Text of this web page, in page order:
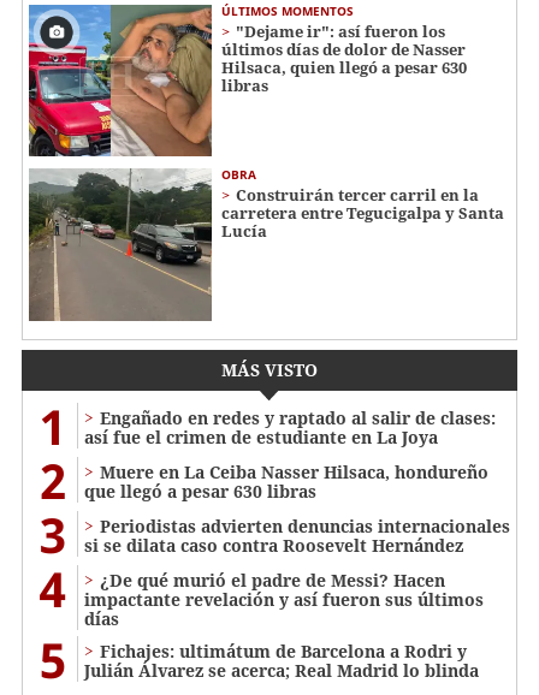
ÚLTIMOS MOMENTOS
"Dejame ir": así fueron los
últimos días de dolor de Nasser
Hilsaca, quien llegó a pesar 630
libras
OBRA
Construirán tercer carril en la
carretera entre Tegucigalpa y Santa
Lucía
MÁS VISTO
1
Engañado en redes y raptado al salir de clases:
así fue el crimen de estudiante en La Joya
2
Muere en La Ceiba Nasser Hilsaca, hondureño
que llegó a pesar 630 libras
3
Periodistas advierten denuncias internacionales
si se dilata caso contra Roosevelt Hernández
4
¿De qué murió el padre de Messi? Hacen
impactante revelación y así fueron sus últimos
días
5
Fichajes: ultimátum de Barcelona a Rodri y
Julián Álvarez se acerca; Real Madrid lo blinda